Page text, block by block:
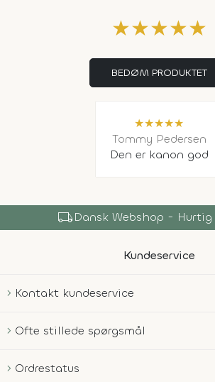
★★★★★
BEDØM PRODUKTET
★★★★★
Tommy Pedersen
Den er kanon god
local_shippingDansk Webshop - Hurtig
Kundeservice
Kontakt kundeservice
Ofte stillede spørgsmål
Ordrestatus